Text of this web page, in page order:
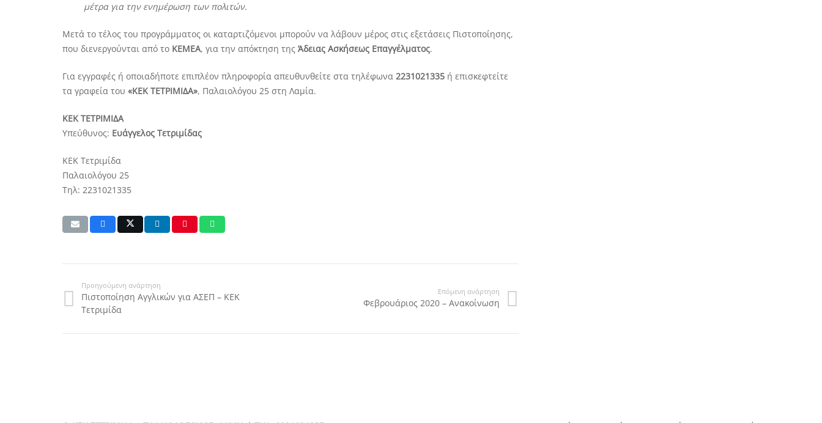
μέτρα για την ενημέρωση των πολιτών.
Μετά το τέλος του προγράμματος οι καταρτιζόμενοι μπορούν να λάβουν μέρος στις εξετάσεις Πιστοποίησης,
που διενεργούνται από το ΚΕΜΕΑ, για την απόκτηση της Άδειας Ασκήσεως Επαγγέλματος.
Για εγγραφές ή οποιαδήποτε επιπλέον πληροφορία απευθυνθείτε στα τηλέφωνα 2231021335 ή επισκεφτείτε
τα γραφεία του «ΚΕΚ ΤΕΤΡΙΜΙΔΑ», Παλαιολόγου 25 στη Λαμία.
ΚΕΚ ΤΕΤΡΙΜΙΔΑ
Υπεύθυνος: Ευάγγελος Τετριμίδας
ΚΕΚ Τετριμίδα
Παλαιολόγου 25
Τηλ: 2231021335
Προηγούμενη ανάρτηση
Πιστοποίηση Αγγλικών για ΑΣΕΠ – ΚΕΚ
Τετριμίδα
Επόμενη ανάρτηση
Φεβρουάριος 2020 – Ανακοίνωση